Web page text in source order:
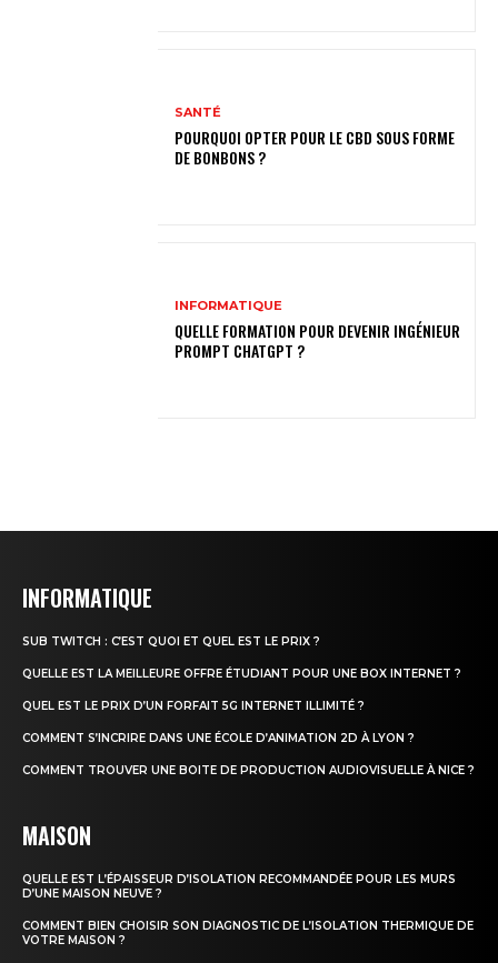
SANTÉ
POURQUOI OPTER POUR LE CBD SOUS FORME
DE BONBONS ?
INFORMATIQUE
QUELLE FORMATION POUR DEVENIR INGÉNIEUR
PROMPT CHATGPT ?
INFORMATIQUE
SUB TWITCH : C’EST QUOI ET QUEL EST LE PRIX ?
QUELLE EST LA MEILLEURE OFFRE ÉTUDIANT POUR UNE BOX INTERNET ?
QUEL EST LE PRIX D’UN FORFAIT 5G INTERNET ILLIMITÉ ?
COMMENT S’INCRIRE DANS UNE ÉCOLE D’ANIMATION 2D À LYON ?
COMMENT TROUVER UNE BOITE DE PRODUCTION AUDIOVISUELLE À NICE ?
MAISON
QUELLE EST L’ÉPAISSEUR D’ISOLATION RECOMMANDÉE POUR LES MURS
D’UNE MAISON NEUVE ?
COMMENT BIEN CHOISIR SON DIAGNOSTIC DE L’ISOLATION THERMIQUE DE
VOTRE MAISON ?